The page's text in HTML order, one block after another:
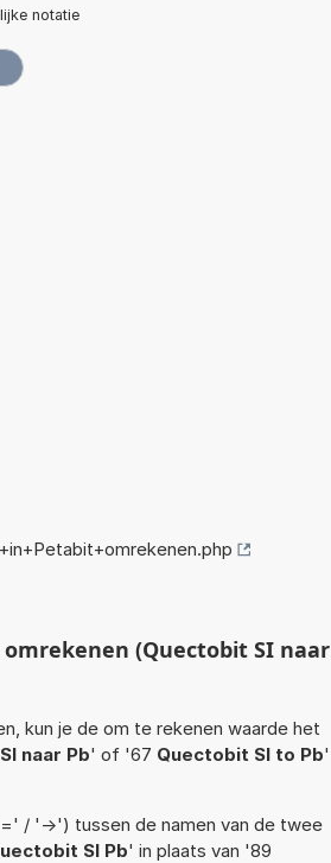
notatie
(Quectobit SI naar
kun je de om te rekenen waarde het
naar Pb' of '67 Quectobit SI to Pb'
/ '->') tussen de namen van de twee
SI Pb' in plaats van '89